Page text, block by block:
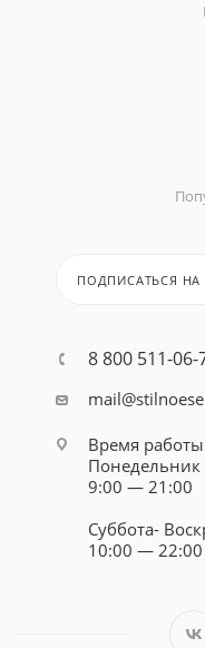
ПОДПИСАТЬСЯ НА
8 800 511-06-
Время
Понедельник
9:00 — 21:00
Суббота-
10:00 — 22:00